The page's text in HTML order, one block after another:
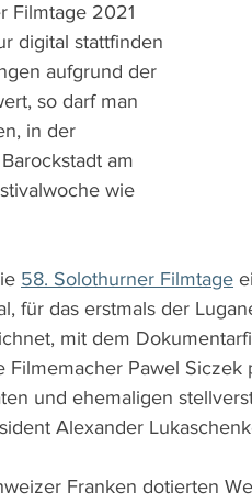
Filmtage 2021
digital stattfinden
aufgrund der
so darf man
in der
am
wie
58. Solothurner Filmtage
für das erstmals der
mit dem
Filmemacher Pawel
und ehemaligen
Alexander
Franken dotierten